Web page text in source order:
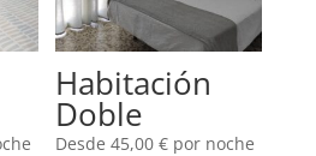
Habitación
Doble
Desde45,00€ por noche